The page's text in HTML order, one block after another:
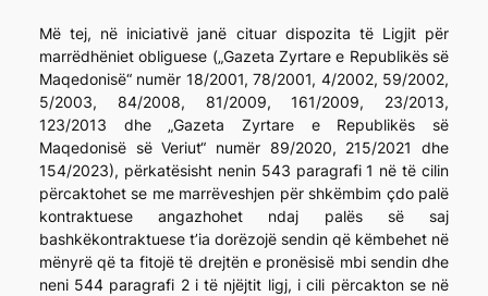
Më tej, në iniciativë janë cituar dispozita të Ligjit për
marrëdhëniet obliguese („Gazeta Zyrtare e Republikës së
Maqedonisë“ numër 18/2001, 78/2001, 4/2002, 59/2002,
5/2003, 84/2008, 81/2009, 161/2009, 23/2013,
123/2013 dhe „Gazeta Zyrtare e Republikës së
Maqedonisë së Veriut“ numër 89/2020, 215/2021 dhe
154/2023), përkatësisht nenin 543 paragrafi 1 në të cilin
përcaktohet se me marrëveshjen për shkëmbim çdo palë
kontraktuese angazhohet ndaj palës së saj
bashkëkontraktuese t’ia dorëzojë sendin që këmbehet në
mënyrë që ta fitojë të drejtën e pronësisë mbi sendin dhe
neni 544 paragrafi 2 i të njëjtit ligj, i cili përcakton se në